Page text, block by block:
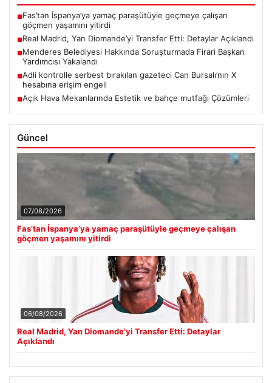
■Fas’tan İspanya’ya yamaç paraşütüyle geçmeye çalışan
göçmen yaşamını yitirdi
■Real Madrid, Yan Diomande’yi Transfer Etti: Detaylar Açıklandı
■Menderes Belediyesi Hakkında Soruşturmada Firari Başkan
Yardımcısı Yakalandı
■Adli kontrolle serbest bırakılan gazeteci Can Bursalı’nın X
hesabına erişim engeli
■Açık Hava Mekanlarında Estetik ve bahçe mutfağı Çözümleri
Güncel
07/08/2026
Fas’tan İspanya’ya yamaç paraşütüyle geçmeye çalışan
göçmen yaşamını yitirdi
06/08/2026
Real Madrid, Yan Diomande’yi Transfer Etti: Detaylar
Açıklandı